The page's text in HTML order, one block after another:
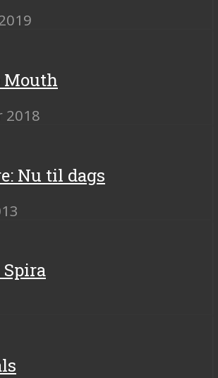
Mouth
2018
Nu til dags